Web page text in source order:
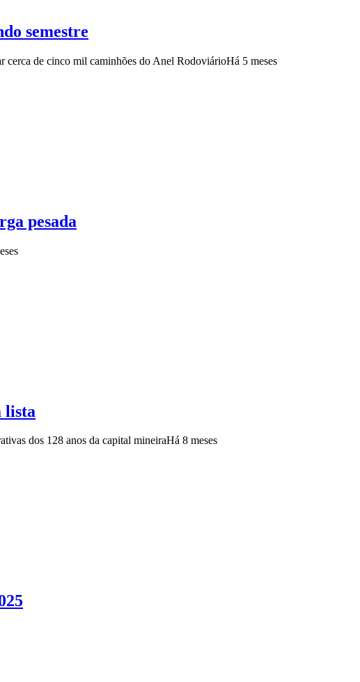
semestre
cerca de cinco mil caminhões do Anel RodoviárioHá 5 meses
pesada
lista
dos 128 anos da capital mineiraHá 8 meses